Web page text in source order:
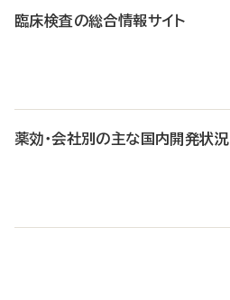
臨床検査の総合情報サイト
薬効・会社別の主な国内開発状況